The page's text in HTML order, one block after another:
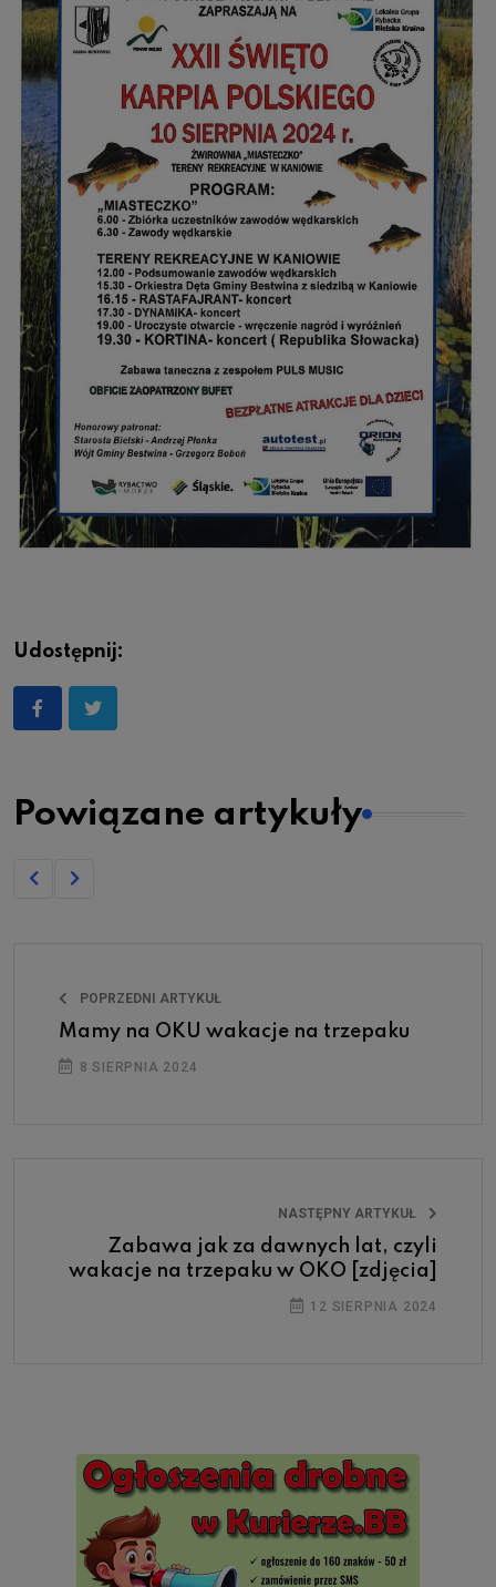
Udostępnij:
Powiązane artykuły
POPRZEDNI ARTYKUŁ
Mamy na OKU wakacje na trzepaku
8 SIERPNIA 2024
NASTĘPNY ARTYKUŁ
Zabawa jak za dawnych lat, czyli
wakacje na trzepaku w OKO [zdjęcia]
12 SIERPNIA 2024